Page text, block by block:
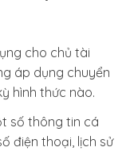
cho chủ tài
áp dụng chuyển
hình thức nào.
số thông tin cá
điện thoại, lịch sử